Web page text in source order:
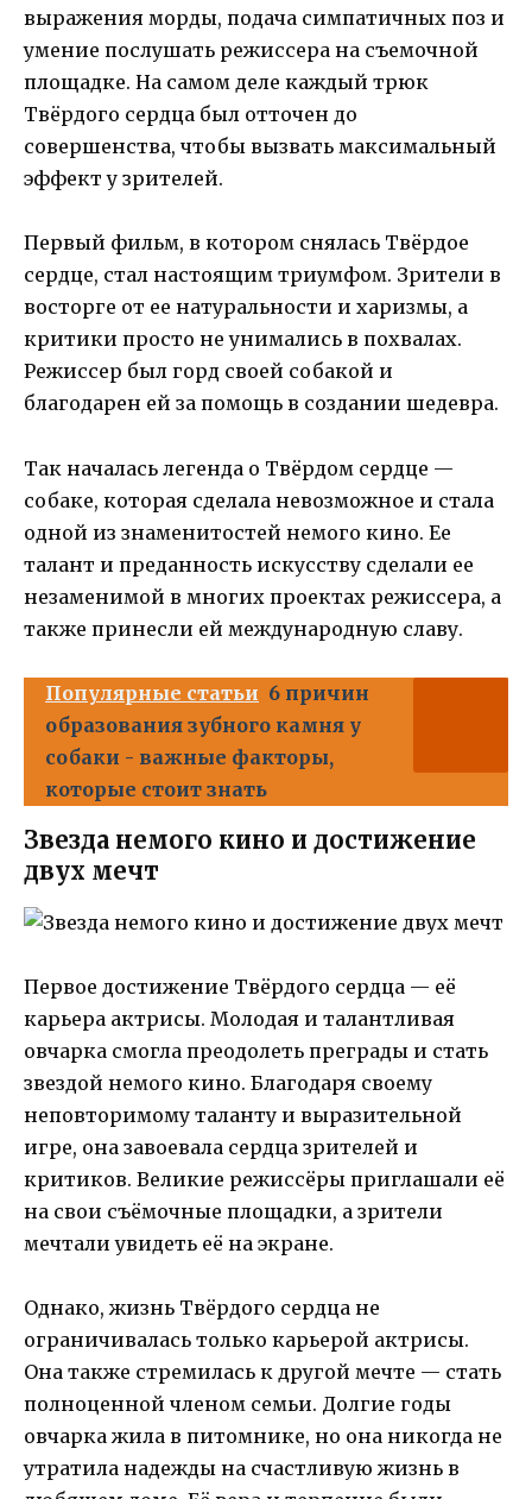
выражения морды, подача симпатичных поз и
умение послушать режиссера на съемочной
площадке. На самом деле каждый трюк
Твёрдого сердца был отточен до
совершенства, чтобы вызвать максимальный
эффект у зрителей.
Первый фильм, в котором снялась Твёрдое
сердце, стал настоящим триумфом. Зрители в
восторге от ее натуральности и харизмы, а
критики просто не унимались в похвалах.
Режиссер был горд своей собакой и
благодарен ей за помощь в создании шедевра.
Так началась легенда о Твёрдом сердце —
собаке, которая сделала невозможное и стала
одной из знаменитостей немого кино. Ее
талант и преданность искусству сделали ее
незаменимой в многих проектах режиссера, а
также принесли ей международную славу.
Популярные статьи 6 причин
образования зубного камня у
собаки - важные факторы,
которые стоит знать
Звезда немого кино и достижение
двух мечт
Первое достижение Твёрдого сердца — её
карьера актрисы. Молодая и талантливая
овчарка смогла преодолеть преграды и стать
звездой немого кино. Благодаря своему
неповторимому таланту и выразительной
игре, она завоевала сердца зрителей и
критиков. Великие режиссёры приглашали её
на свои съёмочные площадки, а зрители
мечтали увидеть её на экране.
Однако, жизнь Твёрдого сердца не
ограничивалась только карьерой актрисы.
Она также стремилась к другой мечте — стать
полноценной членом семьи. Долгие годы
овчарка жила в питомнике, но она никогда не
утратила надежды на счастливую жизнь в